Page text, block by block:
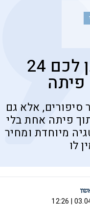
הפלאפל שנותן לכם 24
פיתה
אלא גם
לתוך פיתה אחת בלי
מיוחדת ומחיר
לו